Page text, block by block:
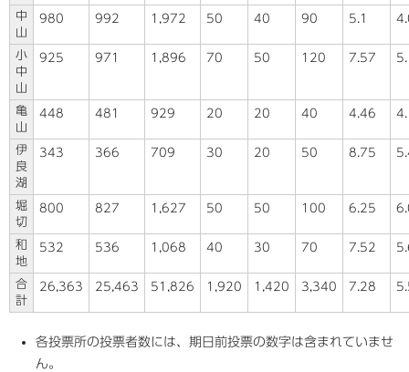
中
山
980 992 1,972 50 40 90 5.1
小
中
山
925 971 1,896 70 50 120 7.57
亀
山
448 481 929 20 20 40 4.46
伊
良
湖
343 366 709 30 20 50 8.75
堀
切
800 827 1,627 50 50 100 6.25
和
地
532 536 1,068 40 30 70 7.52
合
計
26,363 25,463 51,826 1,920 1,420 3,340 7.28
各投票所の投票者数には、期日前投票の数字は含まれていませ
ん。